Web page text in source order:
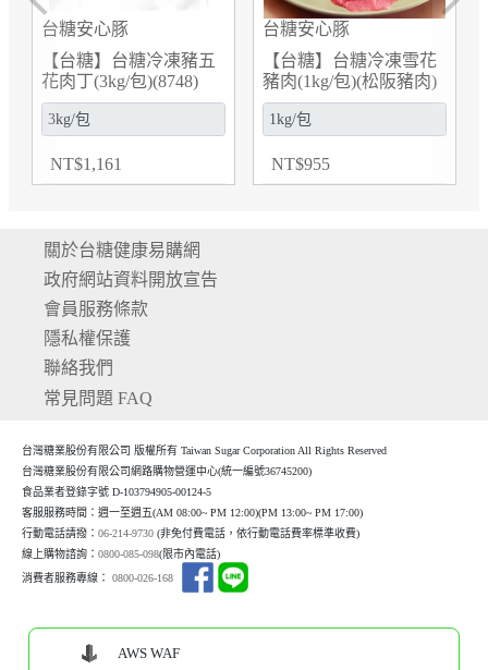
台糖安心豚
【台糖】台糖冷凍雪花
豬肉(1kg/包)(松阪豬肉)
(863F)
NT$
台糖安心豚
【台糖】台糖冷凍後腿
豬肉絲(300g/包)(8669)
NT
Previous Next
關於台糖健康易購網
政府網站資料開放宣告
會員服務條款
隱私權保護
聯絡我們
常見問題 FAQ
台灣糖業股份有限公司 版權所有 Taiwan Sugar Corporation All Rights Reserved
台灣糖業股份有限公司網路購物營運中心(統一編號36745200)
食品業者登錄字號 D-103794905-00124-5
客服服務時間：週一至週五(AM 08:00~ PM 12:00)(PM 13:00~ PM 17:00)
行動電話請撥：06-214-9730 (非免付費電話，依行動電話費率標準收費)
線上購物諮詢：0800-085-098(限市內電話)
消費者服務專線：0800-026-168
AWS WAF